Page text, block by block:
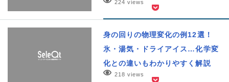
224 views
身の回りの物理変化の例12選！
氷・湯気・ドライアイス…化学変
化との違いもわかりやすく解説
218 views